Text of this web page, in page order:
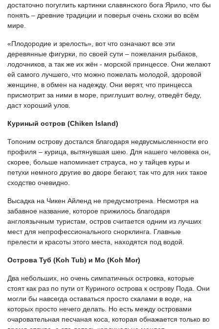
достаточно погуглить картинки славянского бога Ярило, что бы
понять – древние традиции и поверья очень схожи во всём
мире.
«Плодородие и зрелость», вот что означают все эти
деревянные фигурки, по своей сути – пожелания рыбаков,
лодочников, а так же их жён - морской принцессе. Они желают
ей самого лучшего, что можно пожелать молодой, здоровой
женщине, в обмен на надежду. Они верят, что принцесса
присмотрит за ними в море, приглушит волну, отведёт беду,
даст хороший улов.
Куриный остров (Chiken Island)
Топоним острову достался благодаря недвусмысленности его
профиля – курица, вытянувшая шею. Для нашего человека он,
скорее, больше напоминает страуса, но у тайцев куры и
петухи немного другие во дворе бегают, так что для них такое
сходство очевидно.
Высадка на Чикен Айленд не предусмотрена. Несмотря на
забавное название, которое прижилось благодаря
англоязычным туристам, остров считается одним из лучших
мест для непрофессионального снорклинга. Главные
прелести и красоты этого места, находятся под водой.
Острова Туб (Koh Tub) и Мо (Koh Mor)
Два небольших, но очень симпатичных островка, которые
стоят как раз по пути от Куриного острова к острову Пода. Они
могли бы навсегда оставаться просто скалами в воде, на
которых просто нечего делать. Но есть между островами
очаровательная песчаная коса, которая обнажается только во